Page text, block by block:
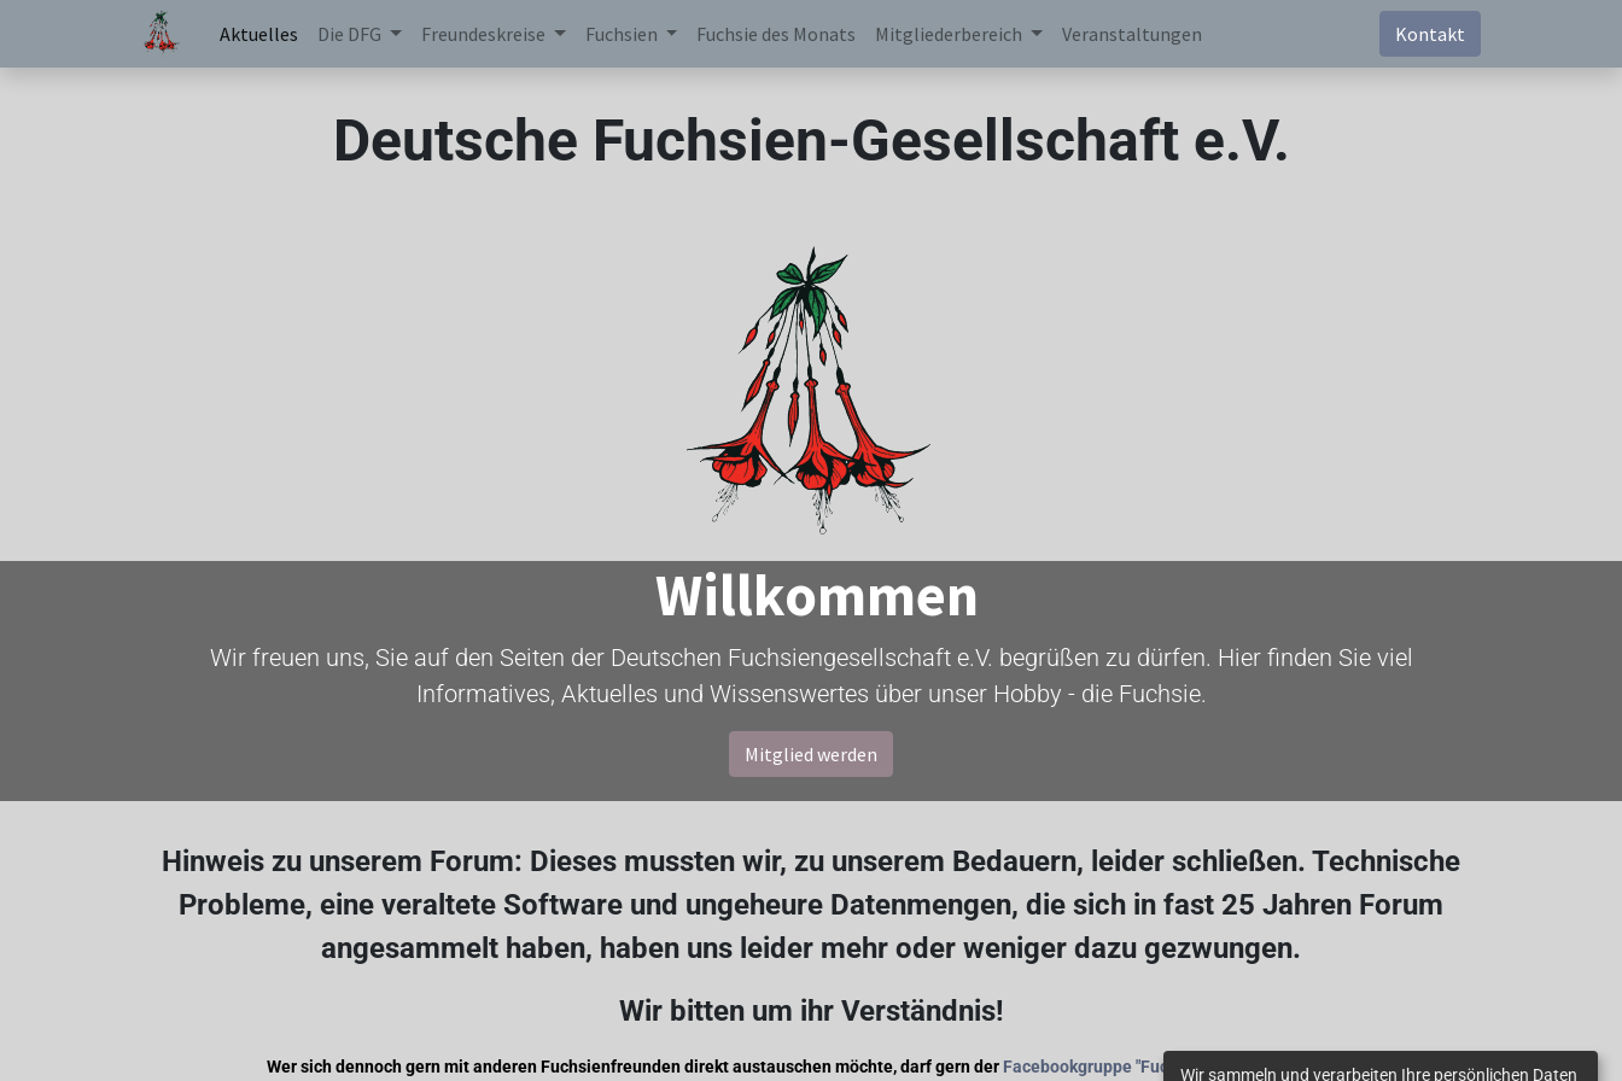
Aktuelles Die DFG Freundeskreise Fuchsien Fuchsie des Monats Mitgliederbereich Veranstaltungen Kontakt
Deutsche Fuchsien-Gesellschaft e.V.
Willkommen
Wir freuen uns, Sie auf den Seiten der Deutschen Fuchsiengesellschaft e.V. begrüßen zu dürfen. Hier finden Sie viel
Informatives, Aktuelles und Wissenswertes über unser Hobby - die Fuchsie.
Mitglied werden
Hinweis zu unserem Forum: Dieses mussten wir, zu unserem Bedauern, leider schließen. Technische
Probleme, eine veraltete Software und ungeheure Datenmengen, die sich in fast 25 Jahren Forum
angesammelt haben, haben uns leider mehr oder weniger dazu gezwungen.
Wir bitten um ihr Verständnis!
Wer sich dennoch gern mit anderen Fuchsienfreunden direkt austauschen möchte, darf gern der Facebookgruppe"Fuchsienfreunde" beitreten.
Wir sammeln und verarbeiten Ihre persönlichen Daten